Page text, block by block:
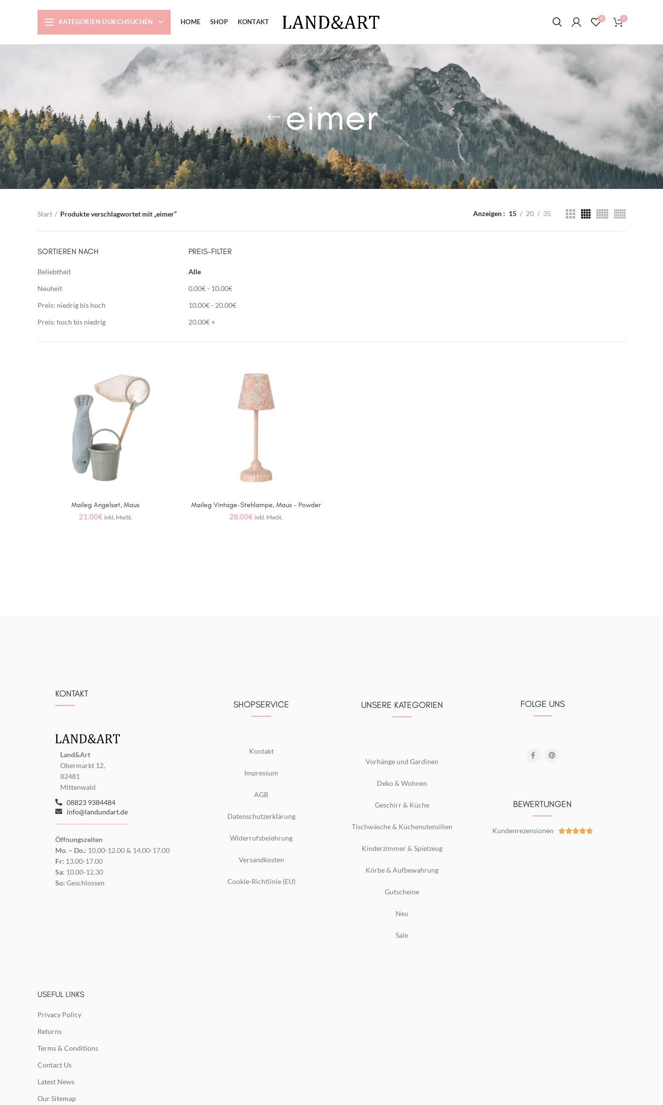
KATEGORIEN DURCHSUCHEN HOME SHOP KONTAKT 0 0
eimer
Start Produkte verschlagwortet mit „eimer“ Anzeigen 15 20 35
SORTIEREN NACH
Beliebtheit
Neuheit
Preis: niedrig bis hoch
Preis: hoch bis niedrig
PREIS-FILTER
Alle
0.00€- 10.00€
10.00€- 20.00€
20.00€+
IN DEN WARENKORB
Maileg Angelset, Maus
21.00€ inkl. MwSt.
IN DEN WARENKORB
Maileg Vintage-Stehlampe, Maus – Powder
28.00€ inkl. MwSt.
KONTAKT
Land&Art
Obermarkt 12,
82481
Mittenwald
08823 9384484
info@landundart.de
Öffnungszeiten
Mo. – Do.: 10.00-12.00 & 14.00-17.00
Fr: 13.00-17.00
Sa: 10.00-12.30
So: Geschlossen
SHOPSERVICE
Kontakt
Impressum
AGB
Datenschutzerklärung
Widerrufsbelehrung
Versandkosten
Cookie-Richtlinie (EU)
UNSERE KATEGORIEN
Vorhänge und Gardinen
Deko & Wohnen
Geschirr & Küche
Tischwäsche & Küchenutensilien
Kinderzimmer & Spielzeug
Körbe & Aufbewahrung
Gutscheine
Neu
Sale
FOLGE UNS
BEWERTUNGEN
Kundenrezensionen 
USEFUL LINKS
Privacy Policy
Returns
Terms & Conditions
Contact Us
Latest News
Our Sitemap